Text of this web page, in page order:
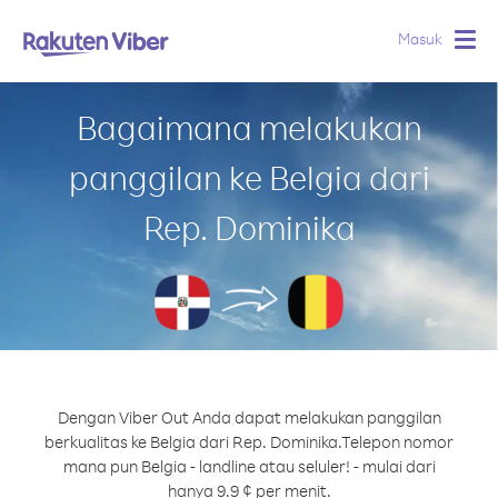
Masuk
Bagaimana melakukan
panggilan ke Belgia dari
Rep. Dominika
Dengan Viber Out Anda dapat melakukan panggilan
berkualitas ke Belgia dari Rep. Dominika.Telepon nomor
mana pun Belgia - landline atau seluler! - mulai dari
hanya 9.9 ¢ per menit.